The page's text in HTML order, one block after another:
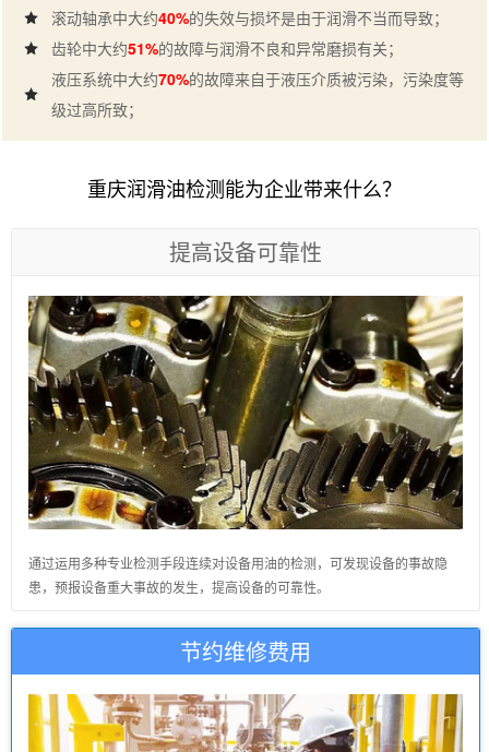
滚动轴承中大约40%的失效与损坏是由于润滑不当而导致；
齿轮中大约51%的故障与润滑不良和异常磨损有关；
液压系统中大约70%的故障来自于液压介质被污染，污染度等
级过高所致；
重庆润滑油检测能为企业带来什么？
提高设备可靠性
通过运用多种专业检测手段连续对设备用油的检测，可发现设备的事故隐
患，预报设备重大事故的发生，提高设备的可靠性。
节约维修费用